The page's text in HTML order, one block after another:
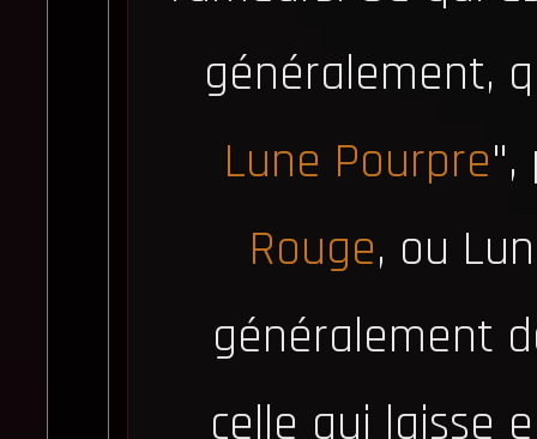
généralement,
Lune Pourpre",
Rouge, ou
généralement
celle qui laisse